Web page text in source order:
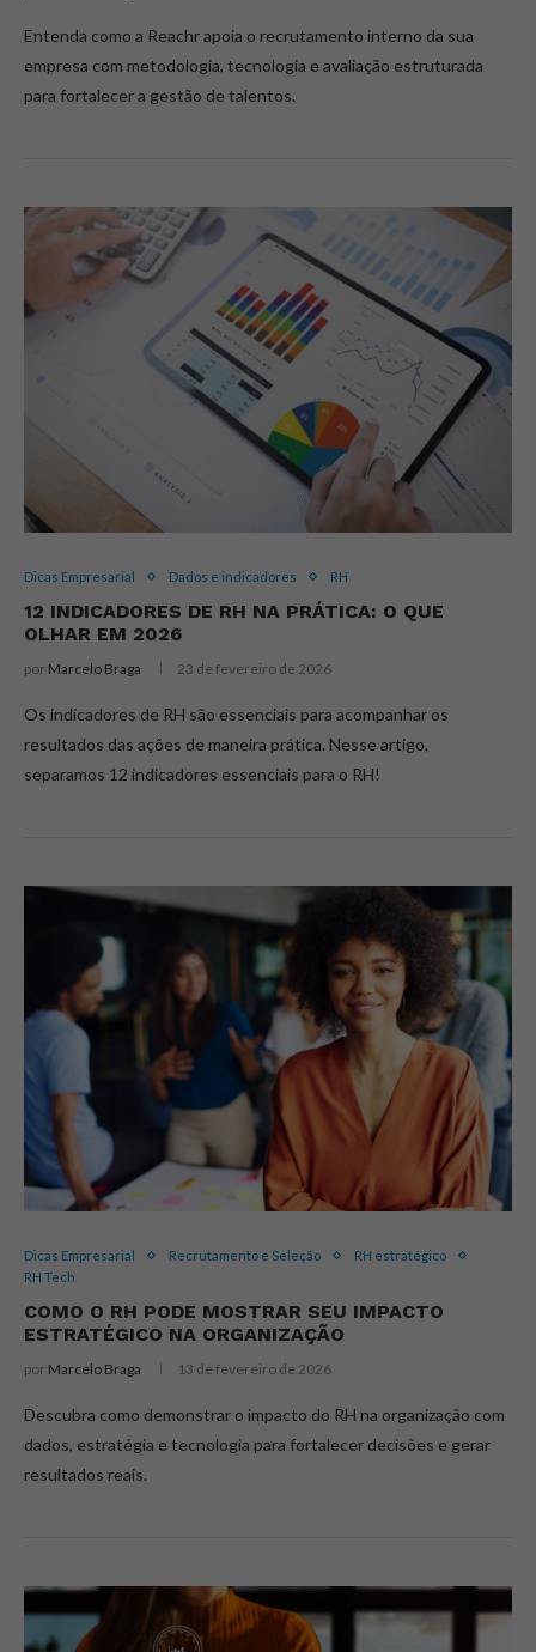
Entenda como a Reachr apoia o recrutamento interno da sua
empresa com metodologia, tecnologia e avaliação estruturada
para fortalecer a gestão de talentos.
Dicas Empresarial Dados e indicadores RH
12 INDICADORES DE RH NA PRÁTICA: O QUE
OLHAR EM 2026
por Marcelo Braga 23 de fevereiro de 2026
Os indicadores de RH são essenciais para acompanhar os
resultados das ações de maneira prática. Nesse artigo,
separamos 12 indicadores essenciais para o RH!
Dicas Empresarial Recrutamento e Seleção
RH estratégico
RH Tech
COMO O RH PODE MOSTRAR SEU IMPACTO
ESTRATÉGICO NA ORGANIZAÇÃO
por Marcelo Braga 13 de fevereiro de 2026
Descubra como demonstrar o impacto do RH na organização com
dados, estratégia e tecnologia para fortalecer decisões e gerar
resultados reais.